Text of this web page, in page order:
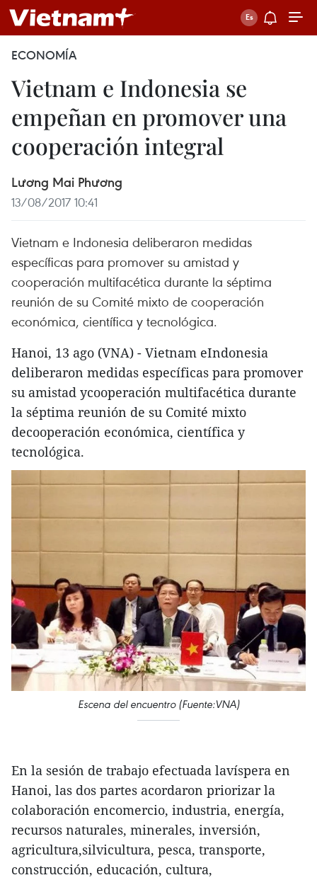
ECONOMÍA
Vietnam e Indonesia se
empeñan en promover una
cooperación integral
Lương Mai Phương
13/08/2017 10:41
Vietnam e Indonesia deliberaron medidas
específicas para promover su amistad y
cooperación multifacética durante la séptima
reunión de su Comité mixto de cooperación
económica, científica y tecnológica.
Hanoi, 13 ago (VNA) - Vietnam eIndonesia
deliberaron medidas específicas para promover
su amistad ycooperación multifacética durante
la séptima reunión de su Comité mixto
decooperación económica, científica y
tecnológica.
Escena del encuentro (Fuente:VNA)
En la sesión de trabajo efectuada lavíspera en
Hanoi, las dos partes acordaron priorizar la
colaboración encomercio, industria, energía,
recursos naturales, minerales, inversión,
agricultura,silvicultura, pesca, transporte,
construcción, educación, cultura,